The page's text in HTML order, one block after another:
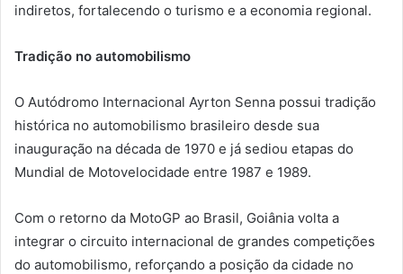
indiretos, fortalecendo o turismo e a economia regional.
Tradição no automobilismo
O Autódromo Internacional Ayrton Senna possui tradição
histórica no automobilismo brasileiro desde sua
inauguração na década de 1970 e já sediou etapas do
Mundial de Motovelocidade entre 1987 e 1989.
Com o retorno da MotoGP ao Brasil, Goiânia volta a
integrar o circuito internacional de grandes competições
do automobilismo, reforçando a posição da cidade no